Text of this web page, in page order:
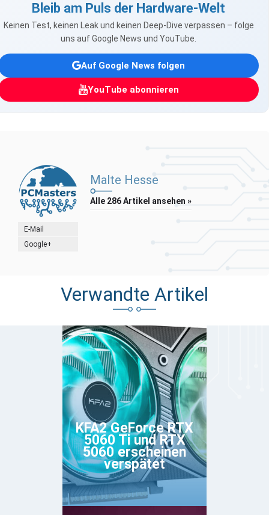
Bleib am Puls der Hardware-Welt
Keinen Test, keinen Leak und keinen Deep-Dive verpassen – folge
uns auf Google News und YouTube.
Auf Google News folgen
YouTube abonnieren
E-Mail
Google+
Malte Hesse
Alle 286 Artikel ansehen »
Verwandte Artikel
KFA2 GeForce RTX
5060 Ti und RTX
5060 erscheinen
verspätet